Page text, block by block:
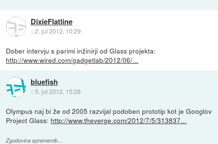
DixieFlatline
::2. jul 2012, 10:29
Dober intervju s parimi inžinirji od Glass projekta:
http://www.wired.com/gadgetlab/2012/06/...
bluefish
:: 5. jul 2012, 15:28
Olympus naj bi že od 2005 razvijal podoben prototip kot je Googlov
Project Glass: http://www.theverge.com/2012/7/5/313837...
Zgodovina sprememb…